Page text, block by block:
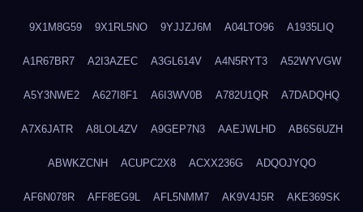
9X1M8G59 9X1RL5NO 9YJJZJ6M A04LTO96 A1935LIQ
A1R67BR7 A2I3AZEC A3GL614V A4N5RYT3 A52WYVGW
A5Y3NWE2 A627I8F1 A6I3WV0B A782U1QR A7DADQHQ
A7X6JATR A8LOL4ZV A9GEP7N3 AAEJWLHD AB6S6UZH
ABWKZCNH ACUPC2X8 ACXX236G ADQOJYQO
AF6N078R AFF8EG9L AFL5NMM7 AK9V4J5R AKE369SK